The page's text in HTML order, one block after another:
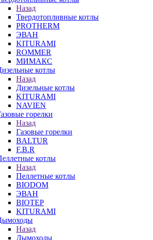
Назад
Твердотопливные котлы
PROTHERM
ЭВАН
KITURAMI
ROMMER
МИМАКС
котлы
Назад
Дизельные котлы
KITURAMI
NAVIEN
горелки
Назад
Газовые горелки
BALTUR
F.B.R
котлы
Назад
Пеллетные котлы
BIODOM
ЭВАН
BIOTEP
KITURAMI
Назад
Дымоходы